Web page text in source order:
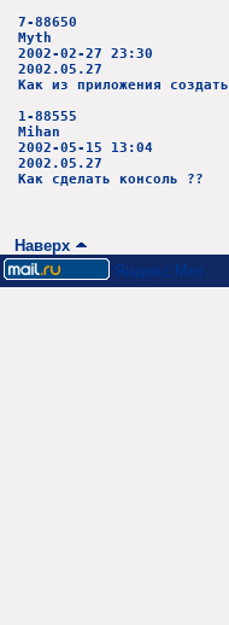
7-88650
Myth
2002-02-27 23:30
2002.05.27
Как из приложения
1-88555
Mihan
2002-05-15 13:04
2002.05.27
Как сделать консоль ??
Наверх